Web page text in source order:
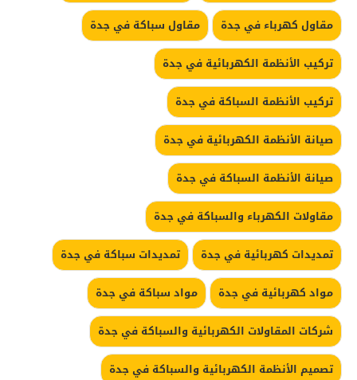
مقاول كهرباء في جدة
مقاول سباكة في جدة
تركيب الأنظمة الكهربائية في جدة
تركيب الأنظمة السباكة في جدة
صيانة الأنظمة الكهربائية في جدة
صيانة الأنظمة السباكة في جدة
مقاولات الكهرباء والسباكة في جدة
تمديدات كهربائية في جدة
تمديدات سباكة في جدة
مواد كهربائية في جدة
مواد سباكة في جدة
شركات المقاولات الكهربائية والسباكة في جدة
تصميم الأنظمة الكهربائية والسباكة في جدة